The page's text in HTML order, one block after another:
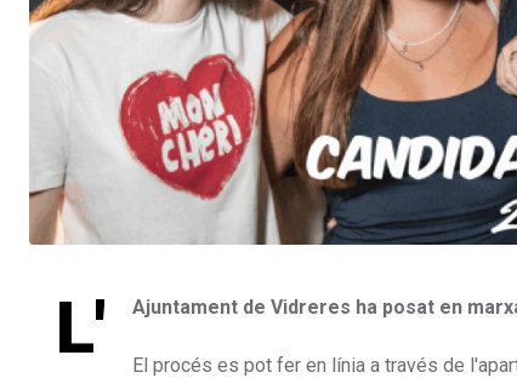
L' Ajuntament de Vidreres ha posat en
El procés es pot fer en línia a través de